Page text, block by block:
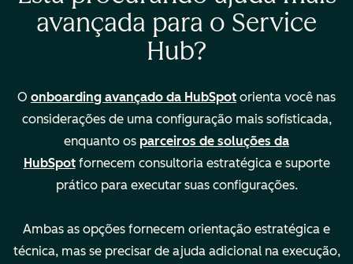
—
Desenvolver
manuais de
suporte
—
personalizados
avançada para o Service
Hub?
O onboarding avançado da HubSpot orienta você nas
considerações de uma configuração mais sofisticada,
enquanto os parceiros de soluções da
HubSpot fornecem consultoria estratégica e suporte
prático para executar suas configurações.
Ambas as opções fornecem orientação estratégica e
técnica, mas se precisar de ajuda adicional na execução,